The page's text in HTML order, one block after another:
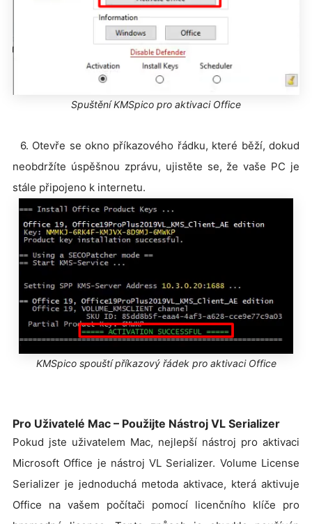
Spuštění KMSpico pro aktivaci Office
6. Otevře se okno příkazového řádku, které běží, dokud
neobdržíte úspěšnou zprávu, ujistěte se, že vaše PC je
stále připojeno k internetu.
KMSpico spouští příkazový řádek pro aktivaci Office
Pro Uživatelé Mac – Použijte Nástroj VL Serializer
Pokud jste uživatelem Mac, nejlepší nástroj pro aktivaci
Microsoft Office je nástroj VL Serializer. Volume License
Serializer je jednoduchá metoda aktivace, která aktivuje
Office na vašem počítači pomocí licenčního klíče pro